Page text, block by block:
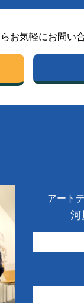
お気軽にお問い
アート